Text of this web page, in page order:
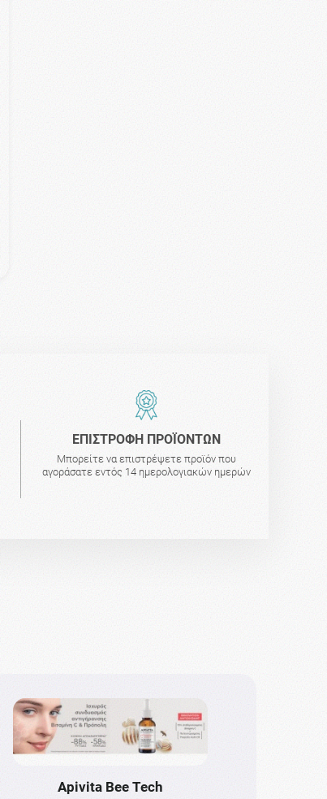
ΕΠΙΣΤΡΟΦΗ ΠΡΟΪΟΝΤΩΝ
Μπορείτε να επιστρέψετε προϊόν που
αγοράσατε εντός 14 ημερολογιακών ημερών
Apivita Bee Tech